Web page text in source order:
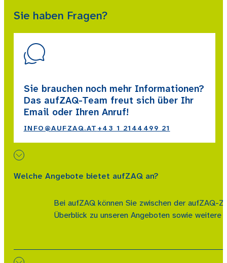
Sie haben Fragen?
Sie brauchen noch mehr Informationen?
Das aufZAQ-Team freut sich über Ihr
Email oder Ihren Anruf!
INFO@AUFZAQ.AT +43 1 2144499 21
Welche Angebote bietet aufZAQ an?
Bei aufZAQ können Sie zwischen der aufZAQ-
Überblick zu unseren Angeboten sowie